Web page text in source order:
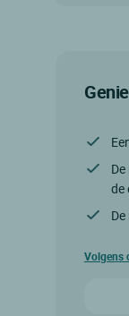
de
Volgens